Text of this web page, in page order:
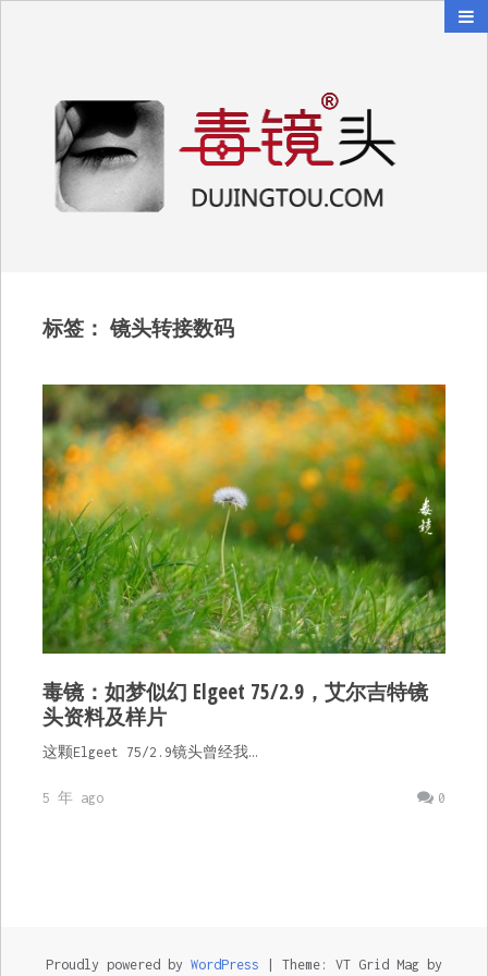
标签： 镜头转接数码
毒镜：如梦似幻 Elgeet 75/2.9，艾尔吉特镜
头资料及样片
这颗Elgeet 75/2.9镜头曾经我…
0
5 年 ago
Proudly powered by WordPress Theme: VT Grid Mag by